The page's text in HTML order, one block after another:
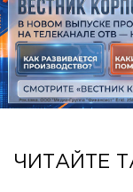
ЧИТАЙТЕ